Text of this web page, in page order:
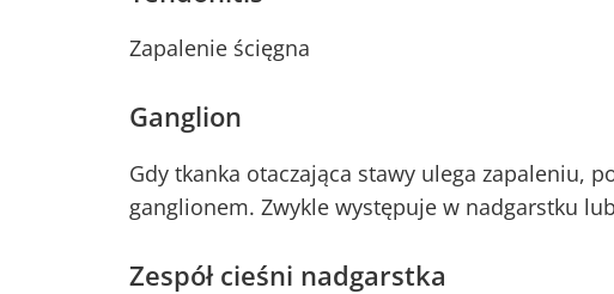
Zapalenie ścięgna
Ganglion
Gdy tkanka otaczająca stawy ulega zapaleniu,
ganglionem. Zwykle występuje w nadgarstku
Zespół cieśni nadgarstka